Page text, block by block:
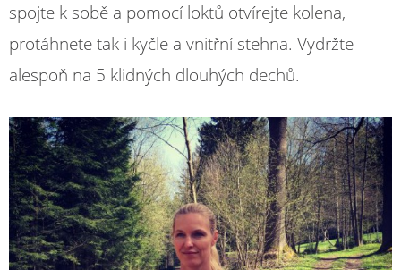
spojte k sobě a pomocí loktů otvírejte kolena,
protáhnete tak i kyčle a vnitřní stehna. Vydržte
alespoň na 5 klidných dlouhých dechů.